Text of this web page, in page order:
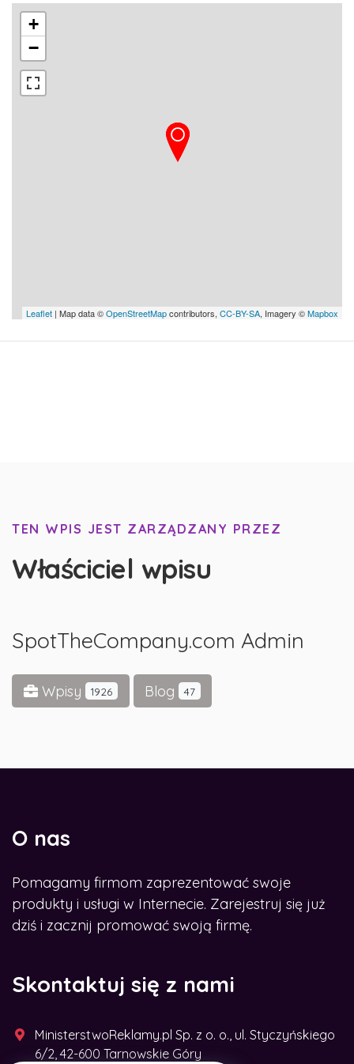
+
−
Leaflet | Map data ©OpenStreetMapcontributors, CC-BY-SA, Imagery ©Mapbox
TEN WPIS JEST ZARZĄDZANY PRZEZ
Właściciel wpisu
SpotTheCompany.com Admin
Wpisy 1926 Blog 47
O nas
Pomagamy firmom zaprezentować swoje
produkty i usługi w Internecie. Zarejestruj się już
dziś i zacznij promować swoją firmę.
Skontaktuj się z nami
MinisterstwoReklamy.pl Sp. z o. o., ul. Styczyńskiego
6/2, 42-600 Tarnowskie Góry